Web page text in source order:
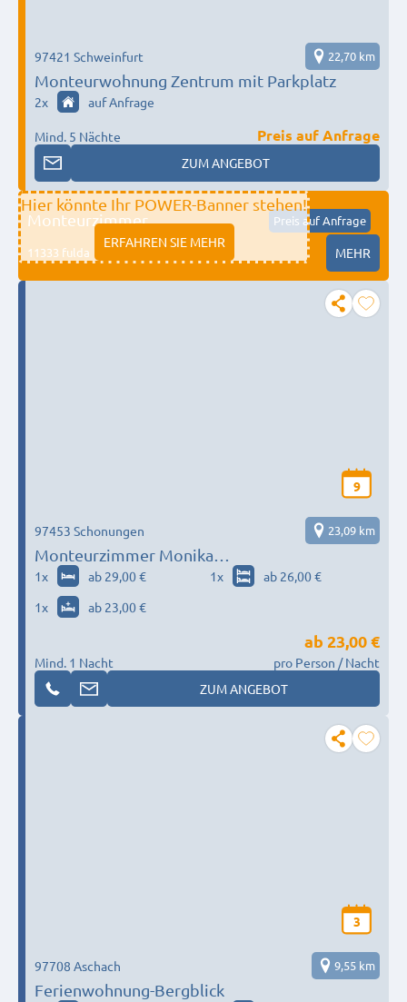
Monteurwohnung Zentrum mit Parkplatz
97421 Schweinfurt 22,70 km
2x auf Anfrage
Mind. 5 Nächte
Preis auf Anfrage
ZUM ANGEBOT
Hier könnte Ihr POWER-Banner stehen!
ERFAHREN SIE MEHR
Monteurzimmer Preis auf Anfrage
11333 fulda MEHR
9
Monteurzimmer Monika
Kaßecker/Chr.Angerer-Kraus
97453 Schonungen 23,09 km
1x ab 29,00 € 1x
ab 26,00 €
1x ab 23,00 €
Mind. 1 Nacht
ab 23,00 €
pro Person / Nacht
ZUM ANGEBOT
3
Ferienwohnung-Bergblick
97708 Aschach 9,55 km